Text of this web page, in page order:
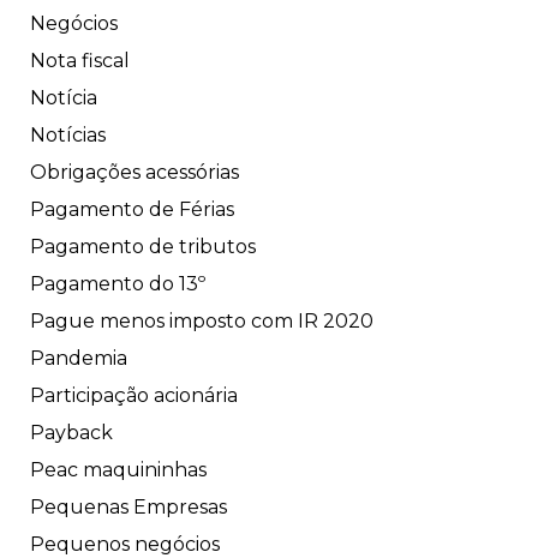
Negócios
Nota fiscal
Notícia
Notícias
Obrigações acessórias
Pagamento de Férias
Pagamento de tributos
Pagamento do 13º
Pague menos imposto com IR 2020
Pandemia
Participação acionária
Payback
Peac maquininhas
Pequenas Empresas
Pequenos negócios